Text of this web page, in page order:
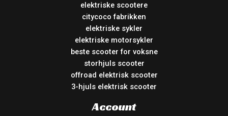
elektriske scootere
citycoco fabrikken
elektriske sykler
elektriske motorsykler
beste scooter for voksne
storhjuls scooter
offroad elektrisk scooter
3-hjuls elektrisk scooter
Account